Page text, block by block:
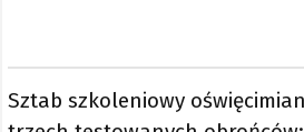
Sztab szkoleniowy